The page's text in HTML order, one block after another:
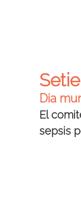
Dia
El
sepsis